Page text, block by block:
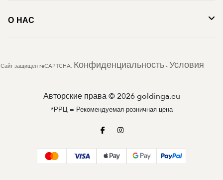
О НАС
Сайт защищен reCAPTCHA. Конфиденциальность - Условия
Авторские права © 2026 goldinga.eu
*РРЦ = Рекомендуемая розничная цена